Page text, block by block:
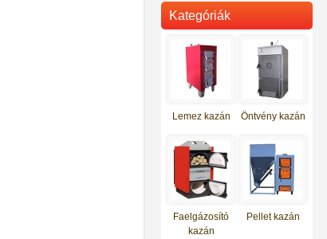
Kategóriák
Lemez kazán Öntvény kazán
Faelgázosító
kazán
Pellet kazán